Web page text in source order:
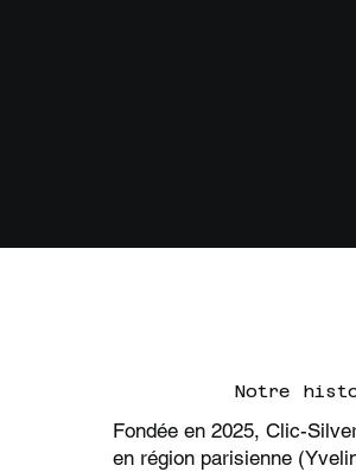
Notre
Fondée en 2025, Clic-
en région parisienne